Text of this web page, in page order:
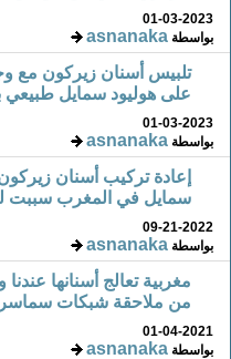
01-03-2023
بواسطةasnanaka
تلبيس أسنان زيركون مع
على هوليود سمايل طبيعي
01-03-2023
بواسطةasnanaka
إعادة تركيب أسنان
سمايل في المغرب سببت
09-21-2022
بواسطةasnanaka
مغربية تعالج أسنانها
من ملاحقة شبكات سماسرة
01-04-2021
بواسطةasnanaka